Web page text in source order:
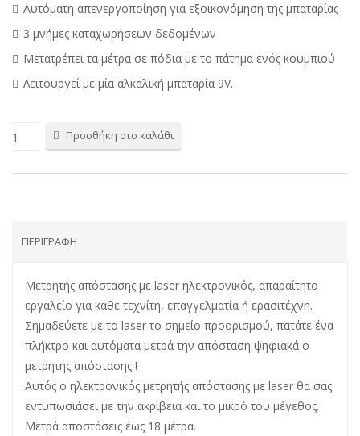
Αυτόματη απενεργοποίηση για εξοικονόμηση της μπαταρίας
3 μνήμες καταχωρήσεων δεδομένων
Μετατρέπει τα μέτρα σε πόδια με το πάτημα ενός κουμπιού
Λειτουργεί με μία αλκαλική μπαταρία 9V.
Προσθήκη στο καλάθι
ΠΕΡΙΓΡΑΦΉ
Μετρητής απόστασης με laser ηλεκτρονικός, απαραίτητο
εργαλείο για κάθε τεχνίτη, επαγγελματία ή ερασιτέχνη.
Σημαδεύετε με το laser το σημείο προορισμού, πατάτε ένα
πλήκτρο και αυτόματα μετρά την απόσταση ψηφιακά ο
μετρητής απόστασης !
Αυτός ο ηλεκτρονικός μετρητής απόστασης με laser θα σας
εντυπωσιάσει με την ακρίβεια και το μικρό του μέγεθος.
Μετρά αποστάσεις έως 18 μέτρα.